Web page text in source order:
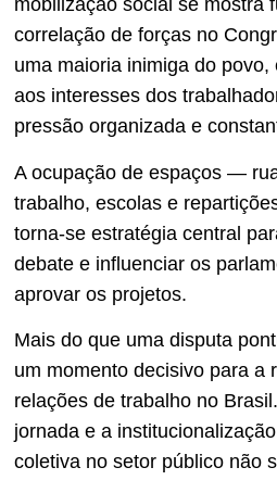
mobilização social se mostra
correlação de forças no
uma maioria inimiga do povo,
aos interesses dos
pressão organizada e
A ocupação de espaços —
trabalho, escolas e
torna-se estratégia central
debate e influenciar os
aprovar os projetos.
Mais do que uma disputa
um momento decisivo para a
relações de trabalho no
jornada e a
coletiva no setor público não